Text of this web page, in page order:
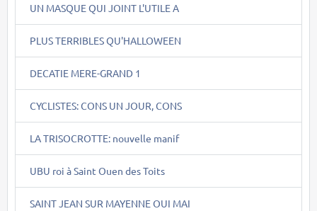
UN MASQUE QUI JOINT L'UTILE A
PLUS TERRIBLES QU'HALLOWEEN
DECATIE MERE-GRAND 1
CYCLISTES: CONS UN JOUR, CONS
LA TRISOCROTTE: nouvelle manif
UBU roi à Saint Ouen des Toits
SAINT JEAN SUR MAYENNE OUI MAI